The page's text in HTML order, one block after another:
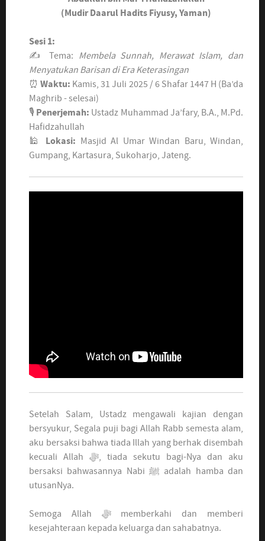
(Mudir Daarul Hadits Fiyusy, Yaman)
Sesi 1:
✍ Tema: Membela Sunnah, Merawat Islam, dan
Menyatukan Barisan di Era Keterasingan
⏰Waktu: Kamis, 31 Juli 2025 / 6 Shafar 1447 H (Ba’da
Maghrib - selesai)
🎙 Penerjemah: Ustadz Muhammad Ja’fary, B.A., M.Pd.
Hafidzahullah
🕌 Lokasi: Masjid Al Umar Windan Baru, Windan,
Gumpang, Kartasura, Sukoharjo, Jateng.
Setelah Salam, Ustadz mengawali kajian dengan
bersyukur, Segala puji bagi Allah Rabb semesta alam,
aku bersaksi bahwa tiada Illah yang berhak disembah
kecuali Allah ﷻ, tiada sekutu bagi-Nya dan aku
bersaksi bahwasannya Nabi ﷺ adalah hamba dan
utusanNya.
Semoga Allah ﷻ memberkahi dan memberi
kesejahteraan kepada keluarga dan sahabatnya.